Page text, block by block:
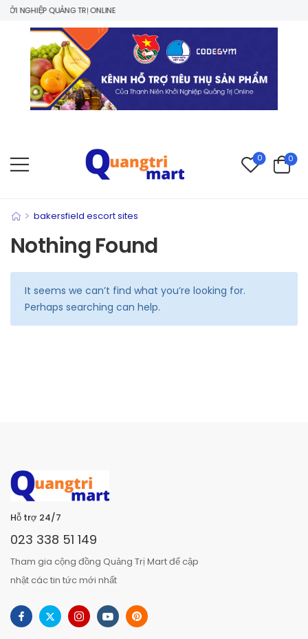
NGHIỆP QUẢNG TRỊ ONLINE
0 0
> bakersfield escort sites
Nothing Found
It seems we can’t find what you’re looking for.
Perhaps searching can help.
Hỗ trợ 24/7
023 338 51 149
Tham gia cộng đồng Quảng Trị Mart để cập
nhật các tin tức mới nhất